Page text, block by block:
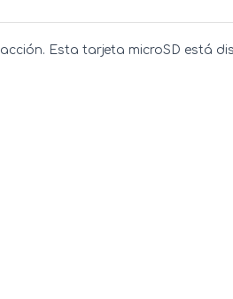
Esta tarjeta microSD está